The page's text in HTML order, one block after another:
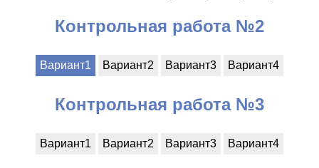
Контрольная работа №2
Вариант1 Вариант2 Вариант3 Вариант4
Контрольная работа №3
Вариант1 Вариант2 Вариант3 Вариант4